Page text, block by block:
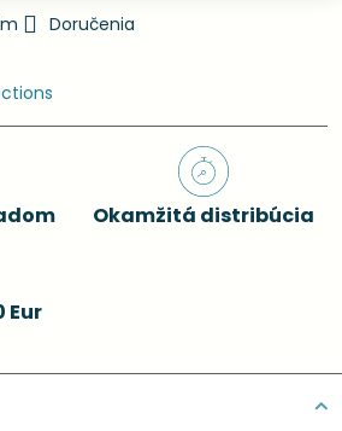
Doručenia
Okamžitá distribúcia
Eur